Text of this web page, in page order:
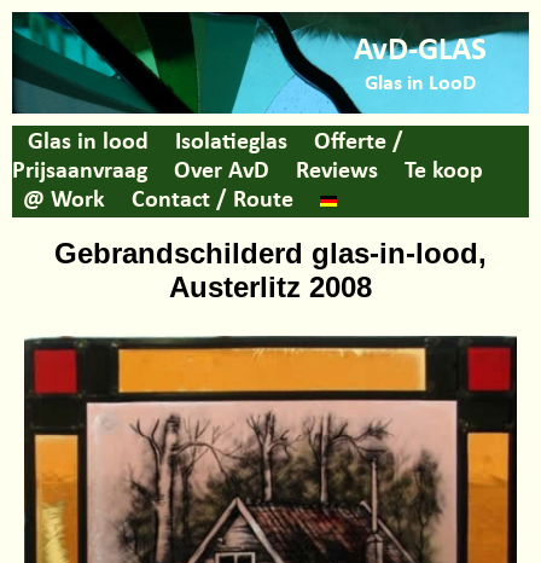
AvD-GLAS
Glas in LooD
Glas in lood Isolatieglas
Offerte /
Prijsaanvraag
Over AvD Reviews
Te koop
@ Work
Contact / Route
Gebrandschilderd glas-in-lood,
Austerlitz 2008